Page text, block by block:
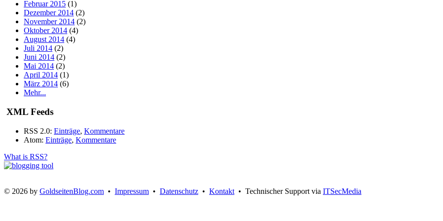
Februar 2015 (1)
Dezember 2014 (2)
November 2014 (2)
Oktober 2014 (4)
August 2014 (4)
Juli 2014 (2)
Juni 2014 (2)
Mai 2014 (2)
April 2014 (1)
März 2014 (6)
Mehr...
XML Feeds
RSS 2.0: Einträge, Kommentare
Atom: Einträge, Kommentare
What is RSS?
© 2026 by GoldseitenBlog.com • Impressum • Datenschutz • Kontakt • Technischer Support via ITSecMedia